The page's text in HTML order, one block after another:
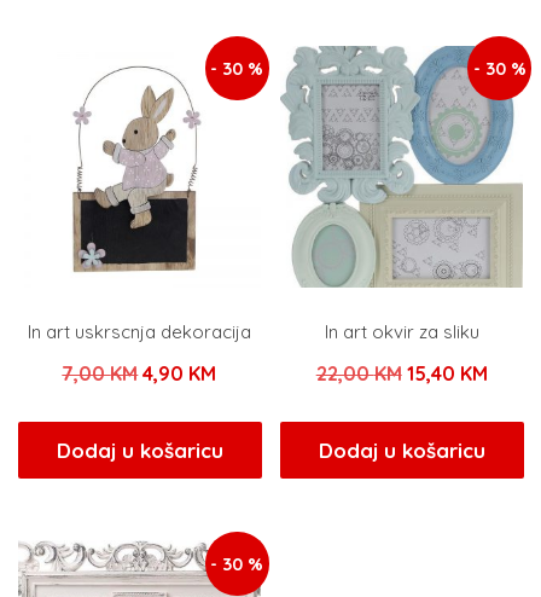
- 30 %
In art uskrscnja dekoracija
7,00KMIzvorna
bila
je:
4,90 KM
je:
4,90 KM.
Dodaj u košaricu
- 30 %
In art okvir za sliku
22,00KM Izvorna
bila
je:
15,40 KM
15,40
Dodaj u košaricu
- 30 %